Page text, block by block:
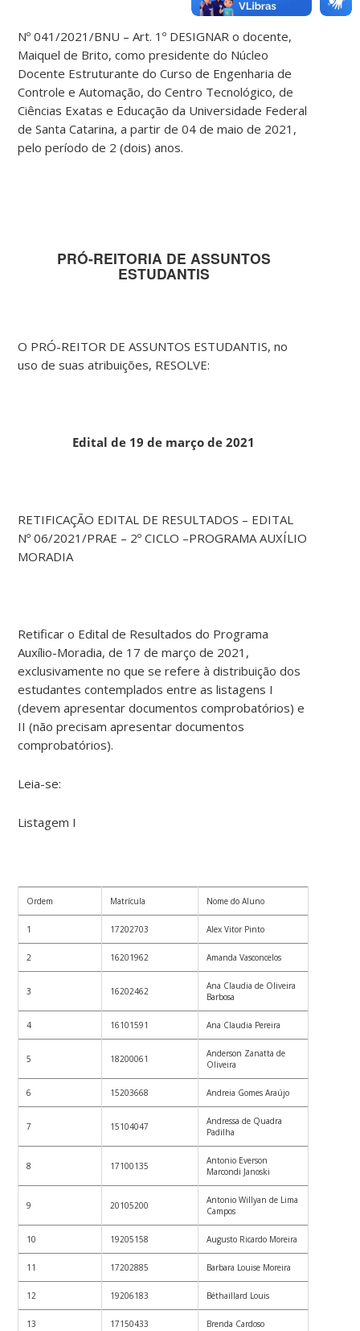
Nº 041/2021/BNU – Art. 1º DESIGNAR o docente,
Maiquel de Brito, como presidente do Núcleo
Docente Estruturante do Curso de Engenharia de
Controle e Automação, do Centro Tecnológico, de
Ciências Exatas e Educação da Universidade Federal
de Santa Catarina, a partir de 04 de maio de 2021,
pelo período de 2 (dois) anos.
PRÓ-REITORIA DE ASSUNTOS
ESTUDANTIS
O PRÓ-REITOR DE ASSUNTOS ESTUDANTIS, no
uso de suas atribuições, RESOLVE:
Edital de 19 de março de 2021
RETIFICAÇÃO EDITAL DE RESULTADOS – EDITAL
Nº 06/2021/PRAE – 2º CICLO –PROGRAMA AUXÍLIO
MORADIA
Retificar o Edital de Resultados do Programa
Auxílio-Moradia, de 17 de março de 2021,
exclusivamente no que se refere à distribuição dos
estudantes contemplados entre as listagens I
(devem apresentar documentos comprobatórios) e
II (não precisam apresentar documentos
comprobatórios).
Leia-se:
Listagem I
Ordem Matrícula Nome do Aluno
1 17202703 Alex Vitor Pinto
2 16201962 Amanda Vasconcelos
3 16202462
Ana Claudia de Oliveira
Barbosa
4 16101591 Ana Claudia Pereira
5 18200061
Anderson Zanatta de
Oliveira
6 15203668 Andreia Gomes Araújo
7 15104047
Andressa de Quadra
Padilha
8 17100135
Antonio Everson
Marcondi Janoski
9 20105200
Antonio Willyan de Lima
Campos
10 19205158 Augusto Ricardo Moreira
11 17202885 Barbara Louise Moreira
12 19206183 Béthaillard Louis
13 17150433 Brenda Cardoso